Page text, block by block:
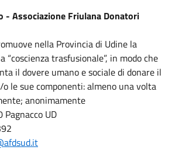
- Associazione Friulana Donatori
nella Provincia di Udine la
“coscienza trasfusionale”, in modo che
il dovere umano e sociale di donare il
le sue componenti: almeno una volta
anonimamente
Pagnacco UD